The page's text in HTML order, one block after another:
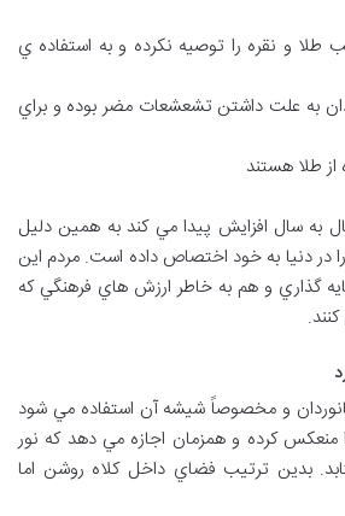
طلا و نقره را توصيه نکرده و به استفاده ي
به علت داشتن تشعشعات مضر بوده و براي
از طلا هستند
به سال افزايش پيدا مي کند به همين دليل
در دنيا به خود اختصاص داده است. مردم اين
گذاري و هم به خاطر ارزش هاي فرهنگي که
و مخصوصاً شيشه آن استفاده مي شود
منعکس کرده و همزمان اجازه مي دهد که نور
بدين ترتيب فضاي داخل کلاه روشن اما